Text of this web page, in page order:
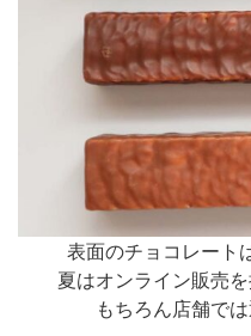
表面のチョコレート
夏はオンライン販売
もちろん店舗で